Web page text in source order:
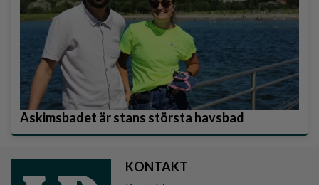
Askimsbadet är stans största havsbad
KONTAKT